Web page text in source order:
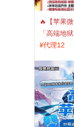
🔥【苹果微
「高端地
+斗战神
¥代理12